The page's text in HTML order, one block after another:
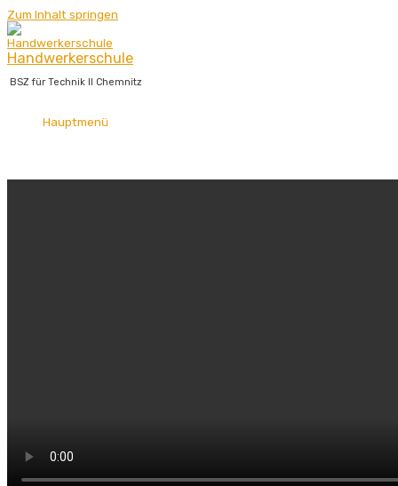
Zum Inhalt springen
Handwerkerschule
BSZ für Technik II Chemnitz
Hauptmenü